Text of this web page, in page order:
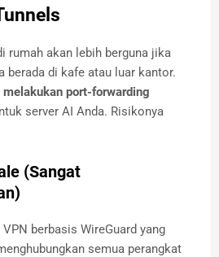
rumah akan lebih berguna jika
berada di kafe atau luar kantor.
melakukan port-forwarding
server AI Anda. Risikonya
(Sangat
berbasis WireGuard yang
semua perangkat